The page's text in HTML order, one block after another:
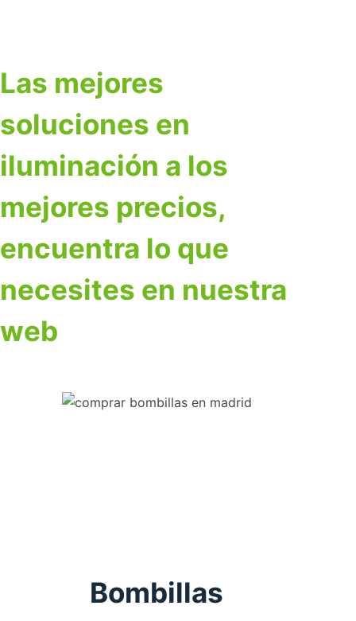
Las mejores
soluciones en
iluminación a los
mejores precios,
encuentra lo que
necesites en nuestra
web
Bombillas